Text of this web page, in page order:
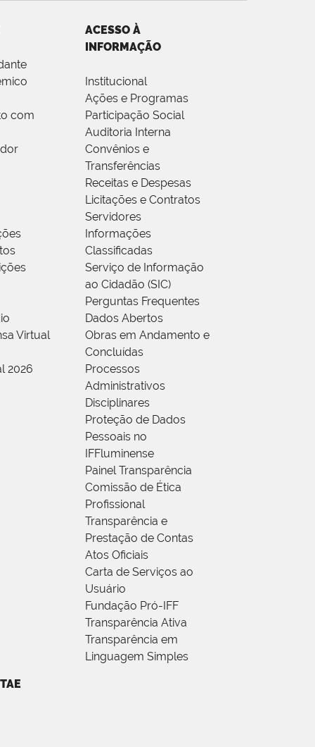
com
Virtual
2026
ACESSO À
INFORMAÇÃO
Institucional
Ações e Programas
Participação Social
Auditoria Interna
Convênios e
Transferências
Receitas e Despesas
Licitações e Contratos
Servidores
Informações
Classificadas
Serviço de Informação
ao Cidadão (SIC)
Perguntas Frequentes
Dados Abertos
Obras em Andamento e
Concluídas
Processos
Administrativos
Disciplinares
Proteção de Dados
Pessoais no
IFFluminense
Painel Transparência
Comissão de Ética
Profissional
Transparência e
Prestação de Contas
Atos Oficiais
Carta de Serviços ao
Usuário
Fundação Pró-IFF
Transparência Ativa
Transparência em
Linguagem Simples